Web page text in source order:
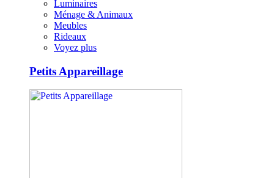
Luminaires
Ménage & Animaux
Meubles
Rideaux
Voyez plus
Petits Appareillage